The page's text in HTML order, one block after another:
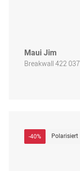
Maui Jim
Breakwall 422 037
-40% Polarisiert